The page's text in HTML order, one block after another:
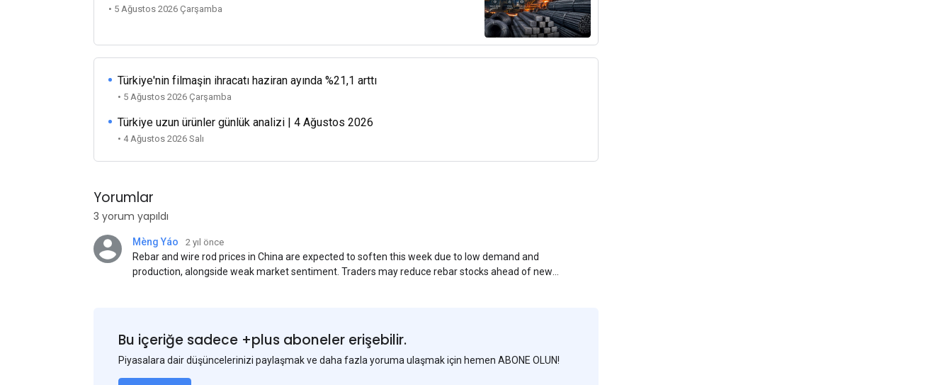
• 5 Ağustos 2026 Çarşamba
Türkiye'nin filmaşin ihracatı haziran ayında %21,1 arttı
• 5 Ağustos 2026 Çarşamba
Türkiye uzun ürünler günlük analizi | 4 Ağustos 2026
• 4 Ağustos 2026 Salı
Yorumlar
3 yorum yapıldı
Mèng Yáo 2 yıl önce
Rebar and wire rod prices in China are expected to soften this week due to low demand and
production, alongside weak market sentiment. Traders may reduce rebar stocks ahead of new
Bu içeriğe sadece +plus aboneler erişebilir.
Piyasalara dair düşüncelerinizi paylaşmak ve daha fazla yoruma ulaşmak için hemen ABONE OLUN!